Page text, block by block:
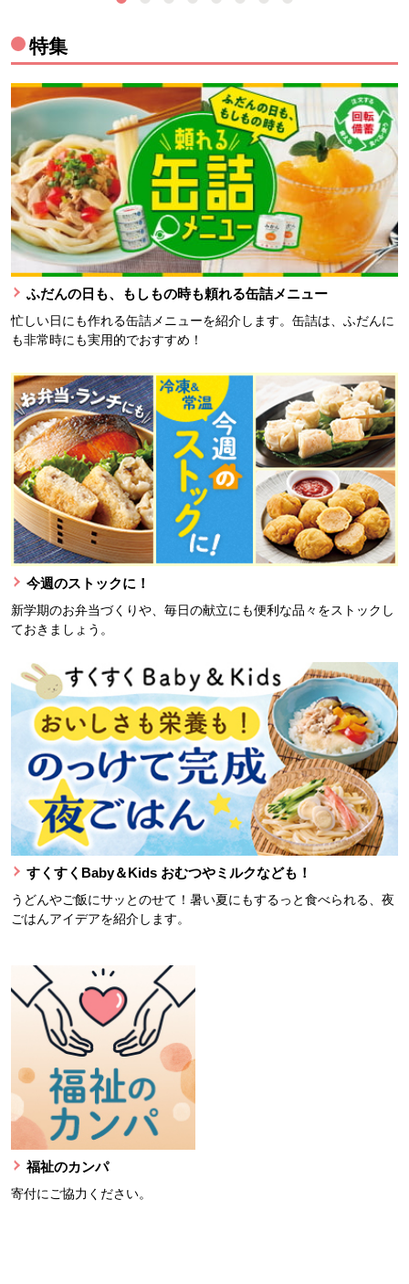
特集
ふだんの日も、もしもの時も頼れる缶詰メニュー
忙しい日にも作れる缶詰メニューを紹介します。缶詰は、ふだんに
も非常時にも実用的でおすすめ！
今週のストックに！
新学期のお弁当づくりや、毎日の献立にも便利な品々をストックし
ておきましょう。
すくすくBaby＆Kids おむつやミルクなども！
うどんやご飯にサッとのせて！暑い夏にもするっと食べられる、夜
ごはんアイデアを紹介します。
福祉のカンパ
寄付にご協力ください。